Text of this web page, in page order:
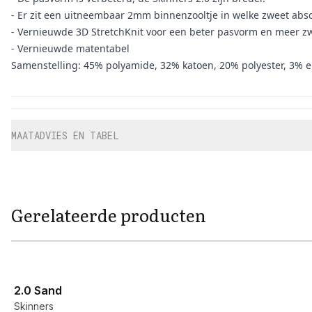
- Er zit een uitneembaar 2mm binnenzooltje in welke zweet
- Vernieuwde 3D StretchKnit voor een beter pasvorm en meer
- Vernieuwde matentabel
Samenstelling: 45% polyamide, 32% katoen, 20% polyester, 3%
MAATADVIES EN TABEL
Gerelateerde producten
2.0 Sand
Skinners